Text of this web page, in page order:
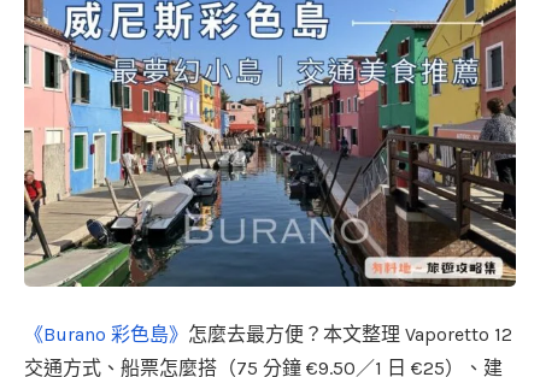
《Burano 彩色島》 怎麼去最方便？本文整理 Vaporetto 12
交通方式、船票怎麼搭（75 分鐘 €9.50／1 日 €25）、建